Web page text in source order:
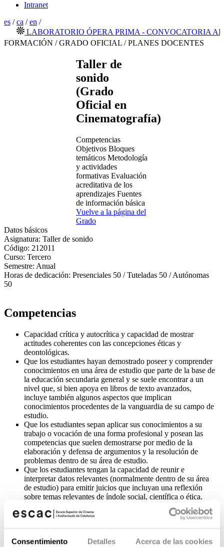
Consentimiento Detalles Acerca de las cookies
Intranet
es /ca /en /
LABORATORIO ÓPERA PRIMA - CONVOCATORIA
FORMACIÓN / GRADO OFICIAL / PLANES DOCENTES
Taller de
sonido
(Grado
Oficial en
Cinematografía)
Competencias
Objetivos Bloques
temáticos Metodología
y actividades
formativas Evaluación
acreditativa de los
aprendizajes Fuentes
de información básica
Vuelve a la página del
Grado
Datos básicos
Asignatura: Taller de sonido
Código: 212011
Curso: Tercero
Semestre: Anual
Horas de dedicación: Presenciales 50 / Tuteladas 50 / Autónomas
50
Competencias
Capacidad crítica y autocrítica y capacidad de mostrar
actitudes coherentes con las concepciones éticas y
deontológicas.
Que los estudiantes hayan demostrado poseer y comprender
conocimientos en una área de estudio que parte de la base de
la educación secundaria general y se suele encontrar a un
nivel que, si bien apoya en libros de texto avanzados,
incluye también algunos aspectos que implican
conocimientos procedentes de la vanguardia de su campo de
estudio.
Que los estudiantes sepan aplicar sus conocimientos a su
trabajo o vocación de una forma profesional y posean las
competencias que suelen demostrarse por medio de la
elaboración y defensa de argumentos y la resolución de
problemas dentro de su área de estudio.
Que los estudiantes tengan la capacidad de reunir e
interpretar datos relevantes (normalmente dentro de su área
de estudio) para emitir juicios que incluyan una reflexión
sobre temas relevantes de índole social, científica o ética.
Que los estudiantes puedan transmitir información, ideas,
problemas y soluciones a un público tanto especializado
de aprendizaje necesarias para emprender estudios